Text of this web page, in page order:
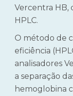
Vercentra HB,
HPLC.
O método de
eficiência
analisadores
a separação
hemoglobina